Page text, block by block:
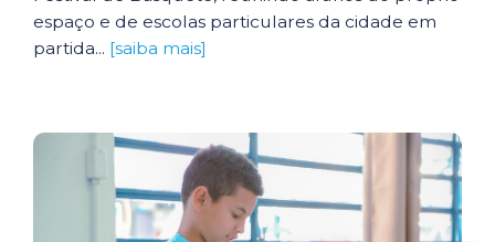
espaço e de escolas particulares da cidade em
partida... [saiba mais]